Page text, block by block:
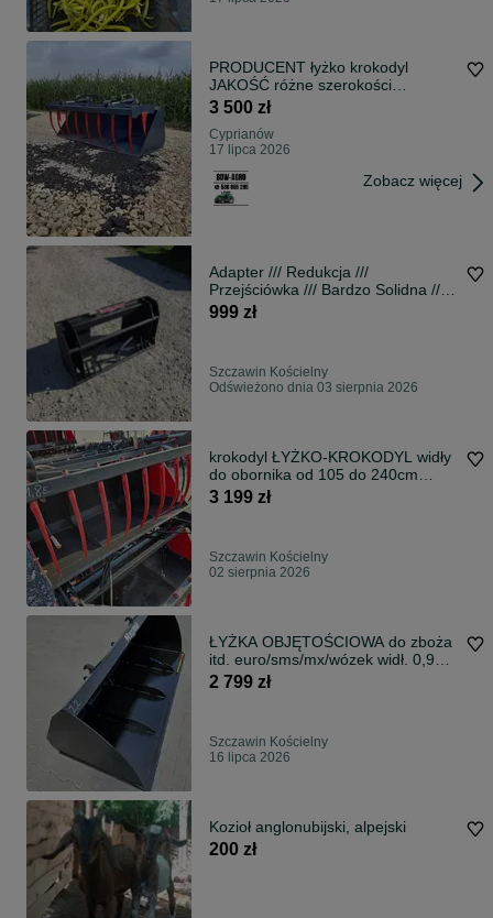
PRODUCENT łyżko krokodyl
JAKOŚĆ różne szerokości
GWARANCJA!
3 500 zł
Cyprianów
17 lipca 2026
Zobacz więcej
Adapter /// Redukcja ///
Przejściówka /// Bardzo Solidna ///
Duży Udźwig /// STAL
999 zł
Szczawin Kościelny
Odświeżono dnia 03 sierpnia 2026
krokodyl ŁYŻKO-KROKODYL widły
do obornika od 105 do 240cm
euro/sms/mx!
3 199 zł
Szczawin Kościelny
02 sierpnia 2026
ŁYŻKA OBJĘTOŚCIOWA do zboża
itd. euro/sms/mx/wózek widł. 0,9
m3>1,2 m3
2 799 zł
Szczawin Kościelny
16 lipca 2026
Kozioł anglonubijski, alpejski
200 zł